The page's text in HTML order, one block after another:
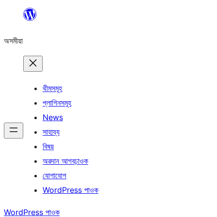
বিষয়বস্তুলৈ
অসমীয়া
থীমসমূহ
প্লাগিনসমূহ
News
সাহায্য
বিষয়
অৱদান আগবঢ়াওক
যোগাযোগ
WordPress পাওক
WordPress পাওক